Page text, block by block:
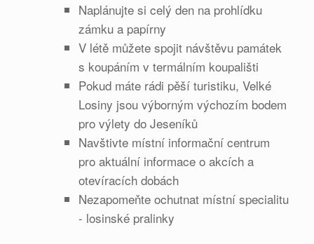
Naplánujte si celý den na prohlídku
zámku a papírny
V létě můžete spojit návštěvu památek
s koupáním v termálním koupališti
Pokud máte rádi pěší turistiku, Velké
Losiny jsou výborným výchozím bodem
pro výlety do Jeseníků
Navštivte místní informační centrum
pro aktuální informace o akcích a
otevíracích dobách
Nezapomeňte ochutnat místní specialitu
- losinské pralinky